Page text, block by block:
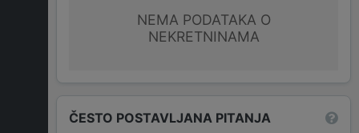
NEMA PODATAKA O
NEKRETNINAMA
ČESTO POSTAVLJANA PITANJA